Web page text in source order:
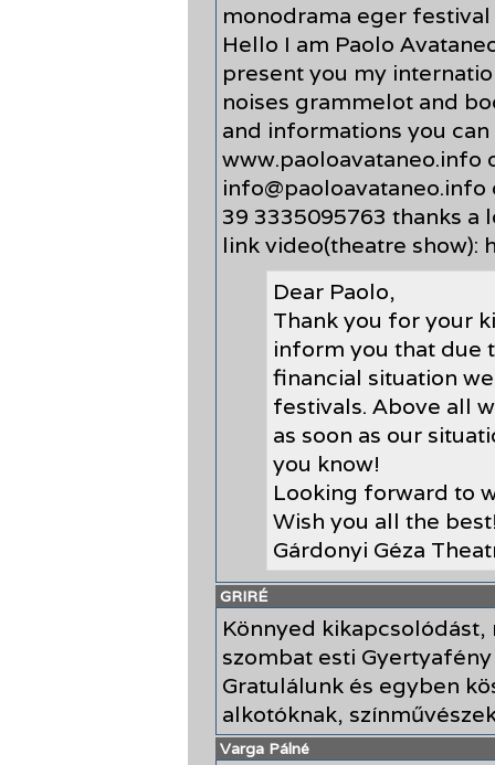
monodrama eger
Hello I am Paolo
present you my
noises grammelot and
and informations you
www.paoloavataneo.info
39 3335095763 thanks a
link video(theatre
Dear Paolo,
Thank you for your
inform you that due
financial situation
festivals. Above all
as soon as our
you know!
Looking forward to
Wish you all the
Gárdonyi Géza
GRIRÉ
Könnyed
szombat esti
Gratulálunk és egyben
alkotóknak,
Varga Pálné